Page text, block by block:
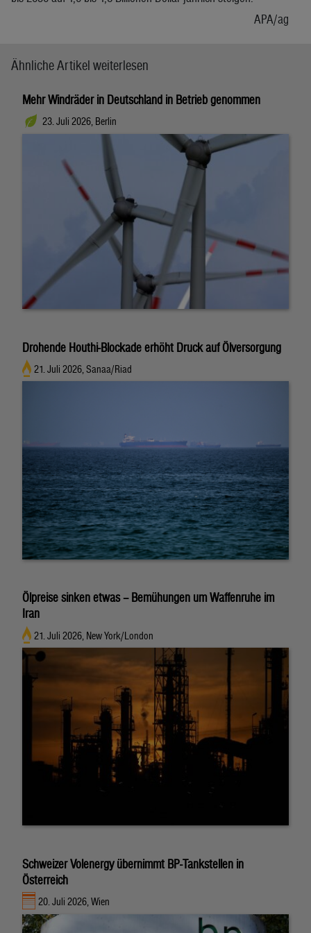
APA/ag
Ähnliche Artikel weiterlesen
Mehr Windräder in Deutschland in Betrieb genommen
23. Juli 2026, Berlin
Drohende Houthi-Blockade erhöht Druck auf Ölversorgung
21. Juli 2026, Sanaa/Riad
Ölpreise sinken etwas – Bemühungen um Waffenruhe im
Iran
21. Juli 2026, New York/London
Schweizer Volenergy übernimmt BP-Tankstellen in
Österreich
20. Juli 2026, Wien